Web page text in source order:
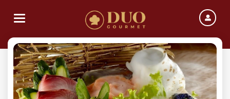
Toggle navigation